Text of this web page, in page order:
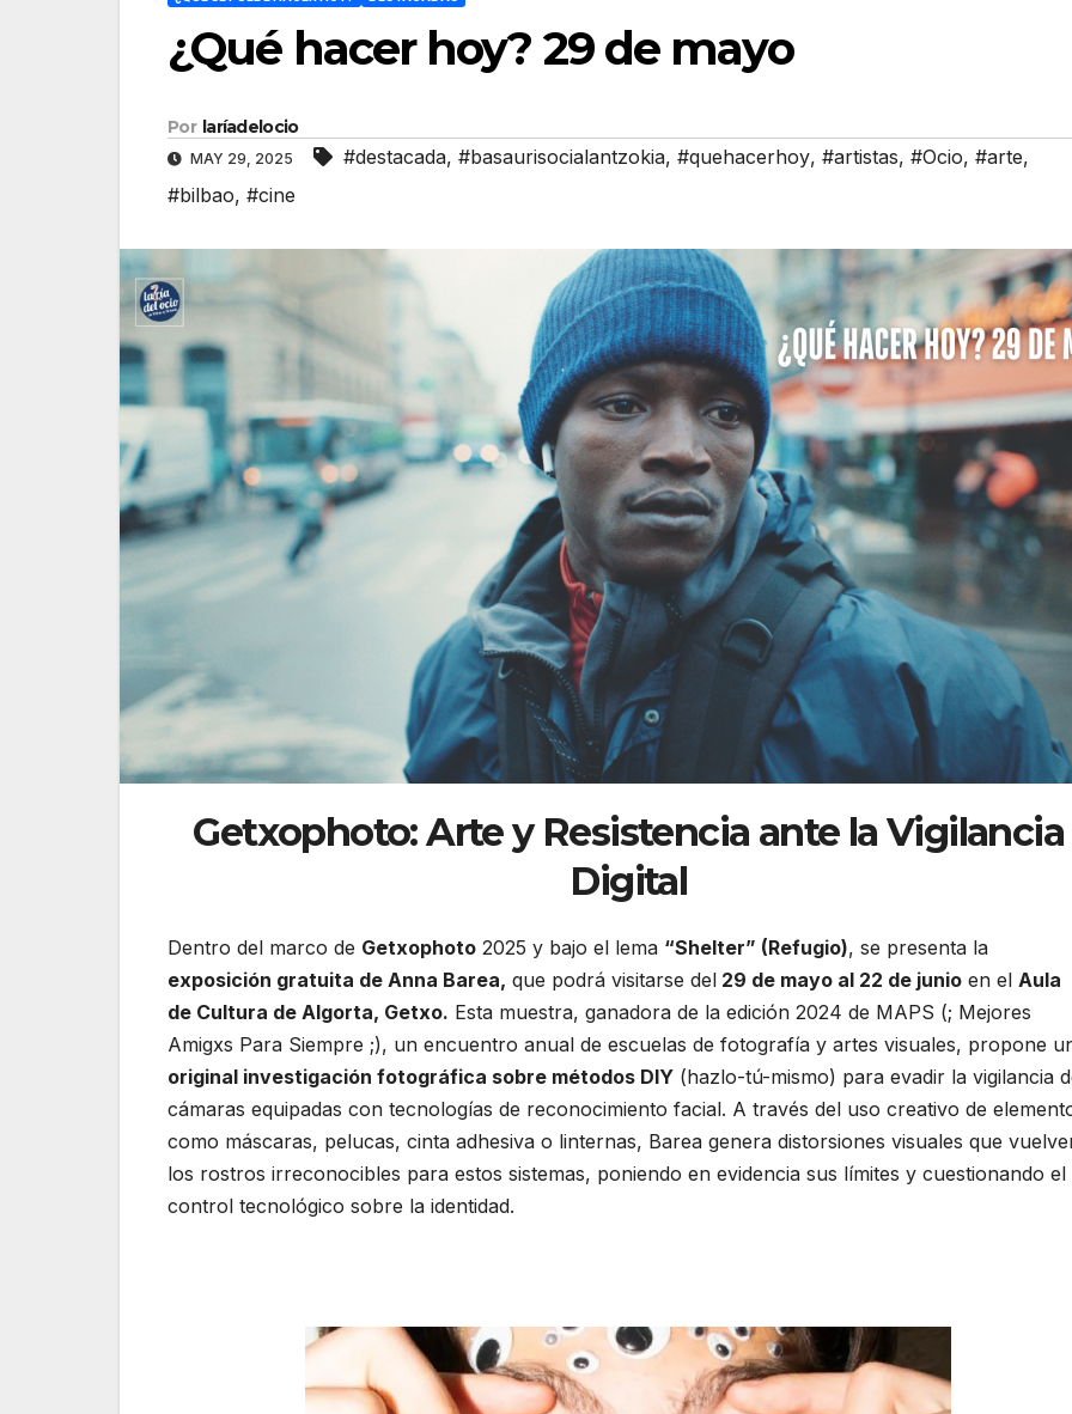
¿Qué hacer hoy? 29 de mayo
Por laríadelocio
MAY 29, 2025 #destacada, #basaurisocialantzokia, #quehacerhoy, #artistas, #Ocio, #arte,
#bilbao, #cine
Getxophoto: Arte y Resistencia ante la Vigilancia
Digital
Dentro del marco de Getxophoto 2025 y bajo el lema “Shelter” (Refugio), se presenta la
exposición gratuita de Anna Barea, que podrá visitarse del 29 de mayo al 22 de junio en el Aula
de Cultura de Algorta, Getxo. Esta muestra, ganadora de la edición 2024 de MAPS (; Mejores
Amigxs Para Siempre ;), un encuentro anual de escuelas de fotografía y artes visuales, propone
original investigación fotográfica sobre métodos DIY (hazlo-tú-mismo) para evadir la vigilancia
cámaras equipadas con tecnologías de reconocimiento facial. A través del uso creativo de
como máscaras, pelucas, cinta adhesiva o linternas, Barea genera distorsiones visuales que
los rostros irreconocibles para estos sistemas, poniendo en evidencia sus límites y cuestionando el
control tecnológico sobre la identidad.